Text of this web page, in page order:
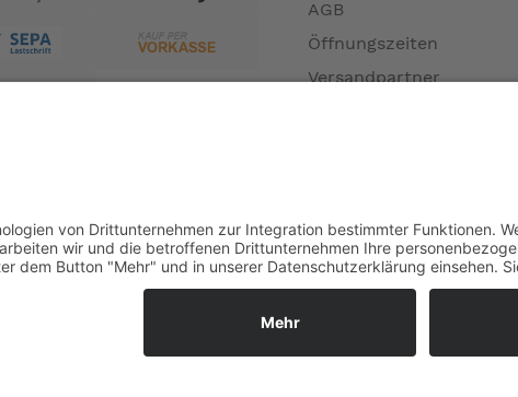
AGB
Öffnungszeiten
Versandpartner
Widerrufsrecht MS
Widerrufsrecht bei
Widerrufsrecht bei